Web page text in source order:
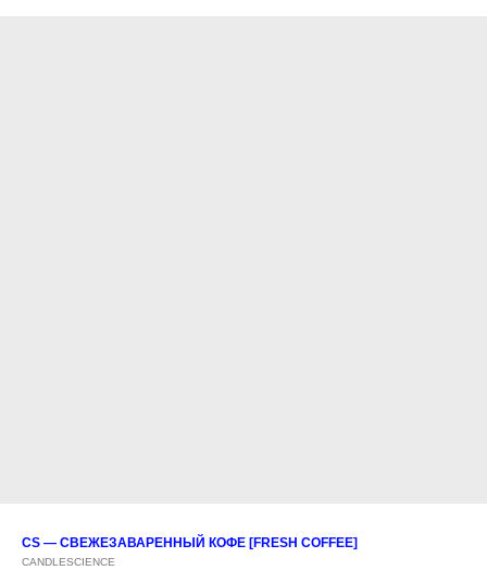
CS — СВЕЖЕЗАВАРЕННЫЙ КОФЕ [FRESH COFFEE]
CANDLESCIENCE